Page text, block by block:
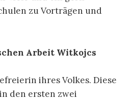
zu Vorträgen und
Arbeit Witkojcs
ihres Volkes. Diese
den ersten zwei